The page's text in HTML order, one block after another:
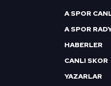
mevzuata
A SPOR
A SPOR
HABERLER
CANLI SKOR
YAZARLAR